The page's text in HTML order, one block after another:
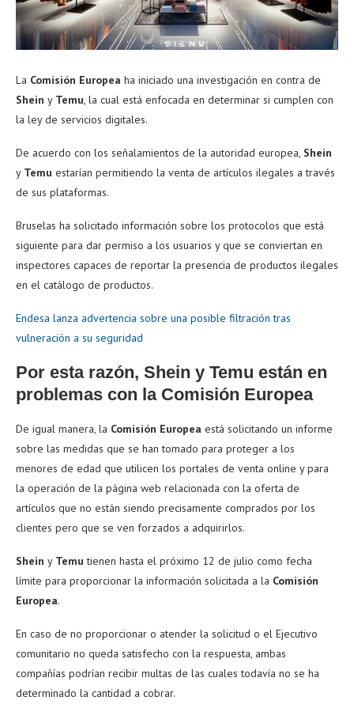
La Comisión Europea ha iniciado una investigación en contra de
Shein y Temu, la cual está enfocada en determinar si cumplen con
la ley de servicios digitales.
De acuerdo con los señalamientos de la autoridad europea, Shein
y Temu estarían permitiendo la venta de artículos ilegales a través
de sus plataformas.
Bruselas ha solicitado información sobre los protocolos que está
siguiente para dar permiso a los usuarios y que se conviertan en
inspectores capaces de reportar la presencia de productos ilegales
en el catálogo de productos.
Endesa lanza advertencia sobre una posible filtración tras
vulneración a su seguridad
Por esta razón, Shein y Temu están en
problemas con la Comisión Europea
De igual manera, la Comisión Europea está solicitando un informe
sobre las medidas que se han tomado para proteger a los
menores de edad que utilicen los portales de venta online y para
la operación de la página web relacionada con la oferta de
artículos que no están siendo precisamente comprados por los
clientes pero que se ven forzados a adquirirlos.
Shein y Temutienen hasta el próximo 12 de julio como fecha
límite para proporcionar la información solicitada a la Comisión
Europea.
En caso de no proporcionar o atender la solicitud o el Ejecutivo
comunitario no queda satisfecho con la respuesta, ambas
compañías podrían recibir multas de las cuales todavía no se ha
determinado la cantidad a cobrar.